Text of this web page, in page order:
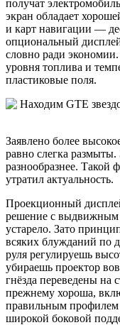
получат
экран обладает
и карт навигации ―
опциональный
словно ради
уровня топлива и
пластиковые поля.
Заявлено более
равно слегка
разнообразнее. Такой
утратил актуальность.
Проекционный
решение с
устарело. Зато
всяких блужданий по
руля регулируешь
убираешь проектор
гнёзда переведены на
прежнему хороша,
правильным профилем
широкой боковой